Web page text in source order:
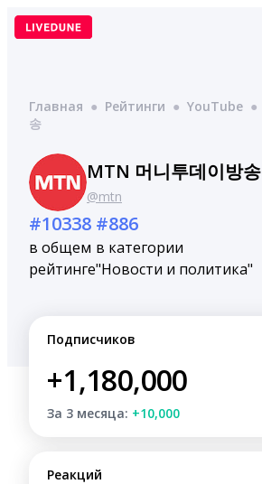
Перейти
Главная ● Рейтинги ● YouTube ●
송
MTN 머니투데이방송
@mtn
#10338
в общем
рейтинге
#886
в категории
"Новости и политика"
Подписчиков
+1,180,000
За 3 месяца: +10,000
Реакций